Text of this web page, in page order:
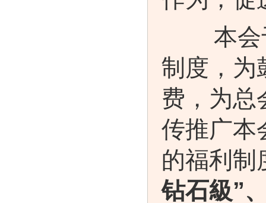
本会于
制度，为
费，为总
传推广本
的福利制
钻石級”